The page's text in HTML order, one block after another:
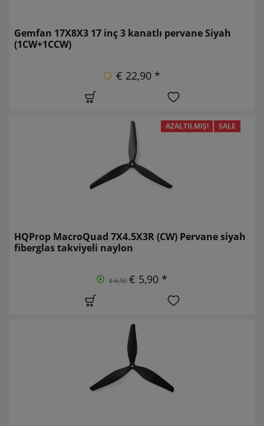
Gemfan 17X8X3 17 inç 3 kanatlı pervane Siyah
(1CW+1CCW)
€ 22,90 *
AZALTILMIŞ! SALE
HQProp MacroQuad 7X4.5X3R (CW) Pervane siyah
fiberglas takviyeli naylon
€ 6,90 € 5,90 *